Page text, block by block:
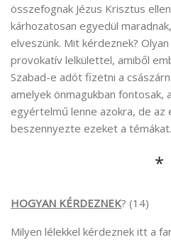
összefognak Jézus Krisztus
kárhozatosan egyedül
elveszünk. Mit kérdeznek?
provokatív lelkülettel, amiből
Szabad-e adót fizetni a
amelyek önmagukban fontosak,
egyértelmű lenne azokra, de az
beszennyezte ezeket a témákat.
*
HOGYAN KÉRDEZNEK? (14)
Milyen lélekkel kérdeznek itt a